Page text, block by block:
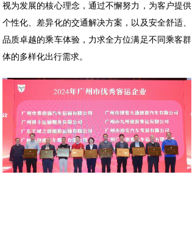
视为发展的核心理念，通过不懈努力，为客户提供
个性化、差异化的交通解决方案，以及安全舒适、
品质卓越的乘车体验，力求全方位满足不同乘客群
体的多样化出行需求。